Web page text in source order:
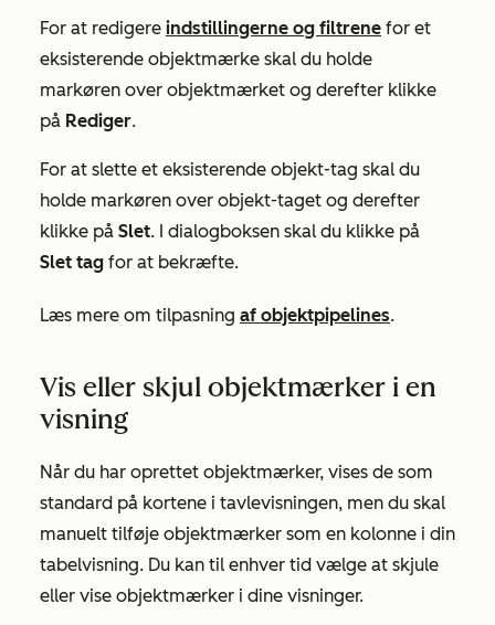
For at redigere indstillingerne og filtrene for et
eksisterende objektmærke skal du holde
markøren over objektmærket og derefter klikke
på Rediger.
For at slette et eksisterende objekt-tag skal du
holde markøren over objekt-taget og derefter
klikke på Slet. I dialogboksen skal du klikke på
Slet tag for at bekræfte.
Læs mere om tilpasning af objektpipelines.
Vis eller skjul objektmærker i en
visning
Når du har oprettet objektmærker, vises de som
standard på kortene i tavlevisningen, men du skal
manuelt tilføje objektmærker som en kolonne i din
tabelvisning. Du kan til enhver tid vælge at skjule
eller vise objektmærker i dine visninger.